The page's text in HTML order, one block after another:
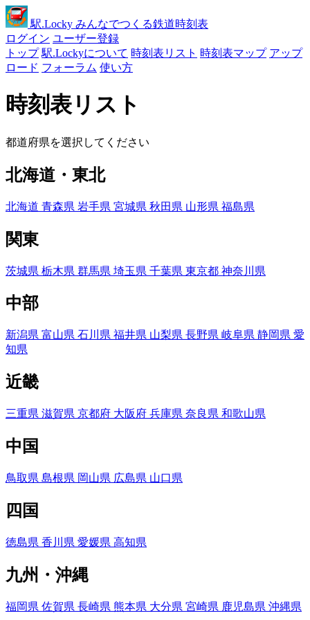
駅.Locky みんなでつくる鉄道時刻表
ログイン ユーザー登録
トップ 駅.Lockyについて 時刻表リスト 時刻表マップ アップ
ロード フォーラム 使い方
時刻表リスト
都道府県を選択してください
北海道・東北
北海道 青森県 岩手県 宮城県 秋田県 山形県 福島県
関東
茨城県 栃木県 群馬県 埼玉県 千葉県 東京都 神奈川県
中部
新潟県 富山県 石川県 福井県 山梨県 長野県 岐阜県 静岡県 愛
知県
近畿
三重県 滋賀県 京都府 大阪府 兵庫県 奈良県 和歌山県
中国
鳥取県 島根県 岡山県 広島県 山口県
四国
徳島県 香川県 愛媛県 高知県
九州・沖縄
福岡県 佐賀県 長崎県 熊本県 大分県 宮崎県 鹿児島県 沖縄県